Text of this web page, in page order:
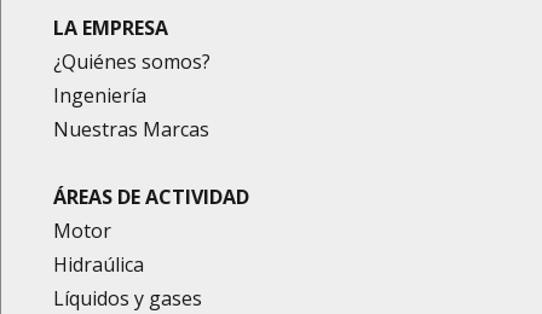
LA EMPRESA
¿Quiénes somos?
Ingeniería
Nuestras Marcas
ÁREAS DE ACTIVIDAD
Motor
Hidraúlica
Líquidos y gases